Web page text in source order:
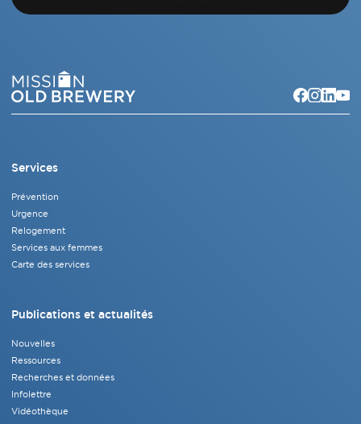
Services
Prévention
Urgence
Relogement
Services aux femmes
Carte des services
Publications et actualités
Nouvelles
Ressources
Recherches et données
Infolettre
Vidéothèque